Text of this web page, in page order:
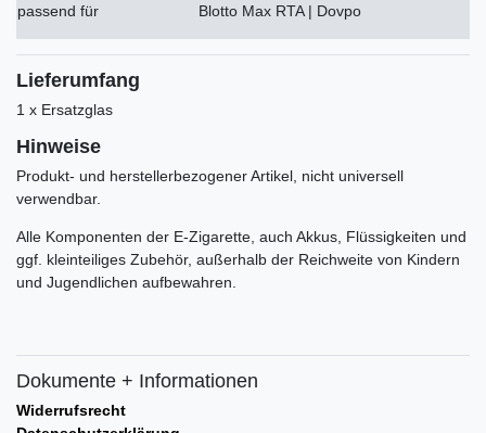
passend für
Blotto Max RTA | Dovpo
Lieferumfang
1 x Ersatzglas
Hinweise
Produkt- und herstellerbezogener Artikel, nicht universell
verwendbar.
Alle Komponenten der E-Zigarette, auch Akkus, Flüssigkeiten und
ggf. kleinteiliges Zubehör, außerhalb der Reichweite von Kindern
und Jugendlichen aufbewahren.
Dokumente + Informationen
Widerrufsrecht